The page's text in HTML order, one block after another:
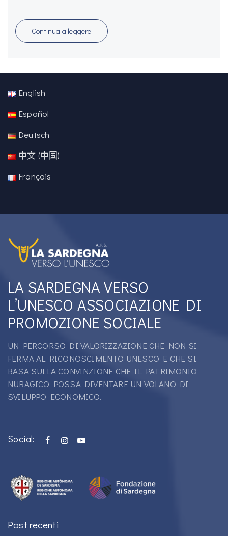
Continua a leggere
English
Español
Deutsch
中文 (中国)
Français
LA SARDEGNA VERSO
L’UNESCO ASSOCIAZIONE DI
PROMOZIONE SOCIALE
UN PERCORSO DI VALORIZZAZIONE CHE NON SI
FERMA AL RICONOSCIMENTO UNESCO E CHE SI
BASA SULLA CONVINZIONE CHE IL PATRIMONIO
NURAGICO POSSA DIVENTARE UN VOLANO DI
SVILUPPO ECONOMICO.
Social:
Post recenti